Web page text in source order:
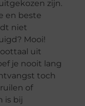
zijn.
en beste
niet
Mooi!
uit
je nooit lang
toch
of
is bij